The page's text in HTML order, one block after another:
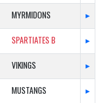
MYRMIDONS ▸
SPARTIATES B ▸
VIKINGS ▸
MUSTANGS ▸